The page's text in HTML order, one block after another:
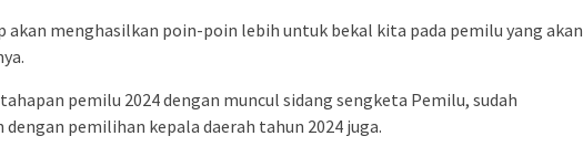
akan menghasilkan poin-poin lebih untuk bekal kita pada pemilu yang akan
pemilu 2024 dengan muncul sidang sengketa Pemilu, sudah
dengan pemilihan kepala daerah tahun 2024 juga.